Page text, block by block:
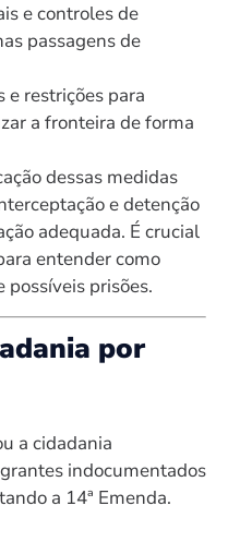
e controles de
passagens de
e restrições para
a fronteira de forma
dessas medidas
e detenção
adequada. É crucial
entender como
possíveis prisões.
por
a cidadania
indocumentados
a 14ª Emenda.